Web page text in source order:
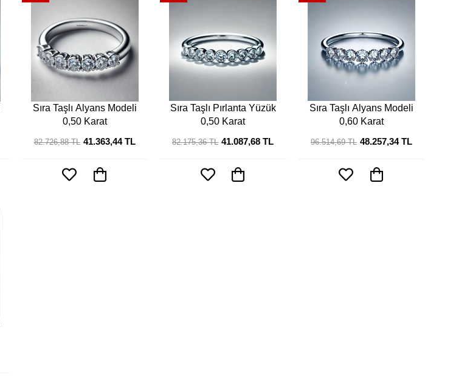
Sıra Taşlı Alyans Modeli
0,50 Karat
41.363,44 TL
82.726,88 TL
Sıra Taşlı Pırlanta Yüzük
0,50 Karat
41.087,68 TL
82.175,36 TL
Sıra Taşlı Alyans Modeli
0,60 Karat
48.257,34 TL
96.514,69 TL